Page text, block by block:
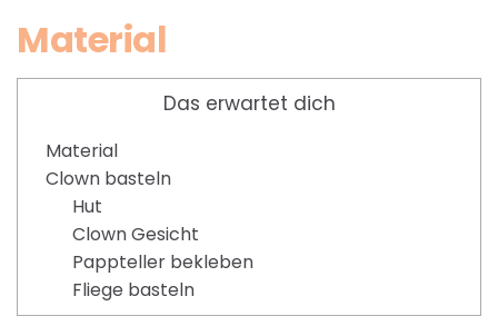
Material
Das erwartet dich
Material
Clown basteln
Hut
Clown Gesicht
Pappteller bekleben
Fliege basteln